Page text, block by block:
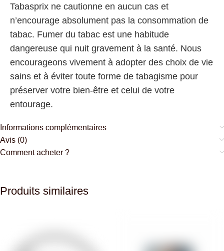
Tabasprix ne cautionne en aucun cas et
n’encourage absolument pas la consommation de
tabac. Fumer du tabac est une habitude
dangereuse qui nuit gravement à la santé. Nous
encourageons vivement à adopter des choix de vie
sains et à éviter toute forme de tabagisme pour
préserver votre bien-être et celui de votre
entourage.
Informations complémentaires
Avis (0)
Comment acheter ?
Produits similaires